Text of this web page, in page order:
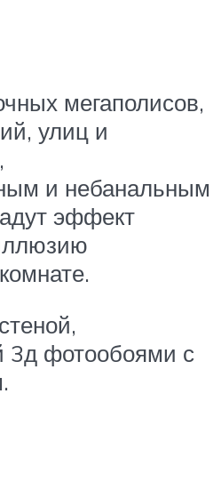
мегаполисов,
улиц и
и небанальным
эффект
3д фотообоями с